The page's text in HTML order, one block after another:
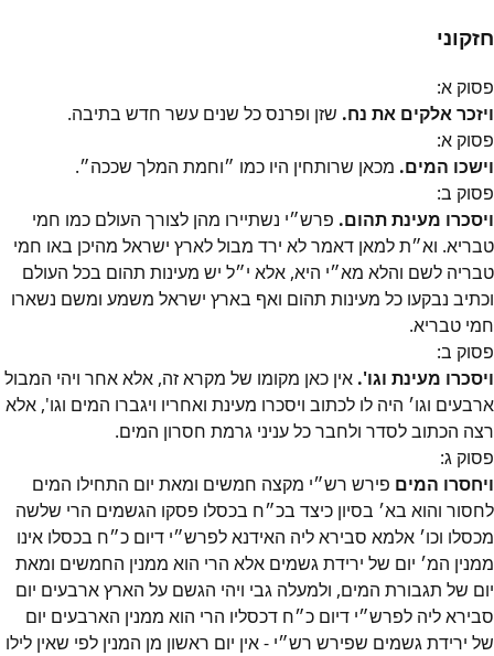
חזקוני
פסוק א:
ויזכר אלקים את נח. שזן ופרנס כל שנים עשר חדש בתיבה.
פסוק א:
וישכו המים. מכאן שרותחין היו כמו ״‎וחמת המלך שככה״‎.
פסוק ב:
ויסכרו מעינת תהום.
פרש״‎י נשתיירו מהן לצורך העולם כמו חמי
טבריא. וא״‎ת למאן דאמר לא ירד מבול לארץ ישראל מהיכן באו חמי
טבריה לשם והלא מא״‎י היא, אלא י״‎ל יש מעינות תהום בכל העולם
וכתיב נבקעו כל מעינות תהום ואף בארץ ישראל משמע ומשם נשארו
חמי טבריא.
פסוק ב:
ויסכרו מעינת וגו'. אין כאן מקומו של מקרא זה, אלא אחר ויהי המבול
ארבעים וגו׳‎ היה לו לכתוב ויסכרו מעינת ואחריו ויגברו המים וגו', אלא
רצה הכתוב לסדר ולחבר כל עניני גרמת חסרון המים.
פסוק ג:
ויחסרו המים
פירש רש״‎י מקצה חמשים ומאת יום התחילו המים
לחסור והוא בא׳‎ בסיון כיצד בכ״‎ח בכסלו פסקו הגשמים הרי שלשה
מכסלו וכו׳‎ אלמא סבירא ליה האידנא לפרש״‎י דיום כ״‎ח בכסלו אינו
ממנין המ׳‎ יום של ירידת גשמים אלא הרי הוא ממנין החמשים ומאת
יום של תגבורת המים, ולמעלה גבי ויהי הגשם על הארץ ארבעים יום
סבירא ליה לפרש״‎י דיום כ״‎ח דכסליו הרי הוא ממנין הארבעים יום
של ירידת גשמים שפירש רש״‎י - אין יום ראשון מן המנין לפי שאין לילו